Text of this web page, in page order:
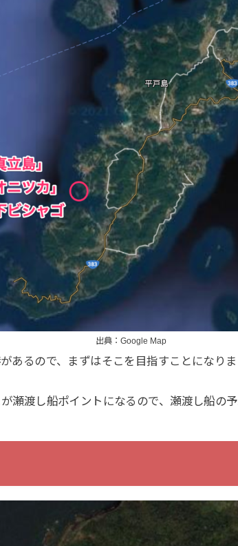
出典：Google Map
あるので、まずはそこを目指すことになりま
瀬渡し船ポイントになるので、瀬渡し船の予